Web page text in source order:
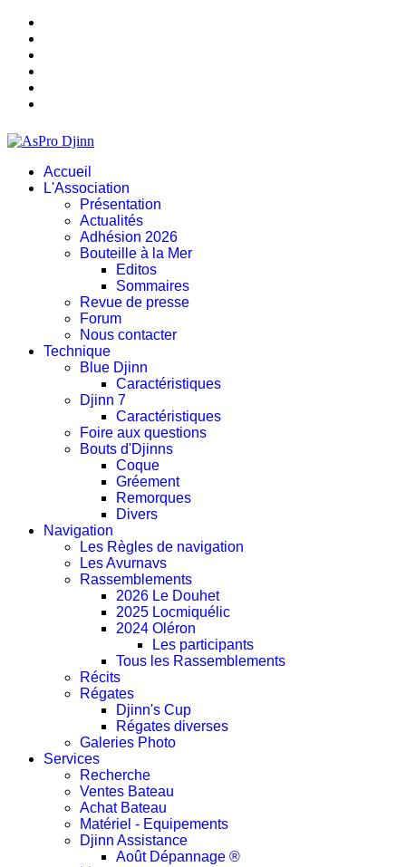
Accueil
L'Association
Présentation
Actualités
Adhésion 2026
Bouteille à la Mer
Editos
Sommaires
Revue de presse
Forum
Nous contacter
Technique
Blue Djinn
Caractéristiques
Djinn 7
Caractéristiques
Foire aux questions
Bouts d'Djinns
Coque
Gréement
Remorques
Divers
Navigation
Les Règles de navigation
Les Avurnavs
Rassemblements
2026 Le Douhet
2025 Locmiquélic
2024 Oléron
Les participants
Tous les Rassemblements
Récits
Régates
Djinn's Cup
Régates diverses
Galeries Photo
Services
Recherche
Ventes Bateau
Achat Bateau
Matériel - Equipements
Djinn Assistance
Août Dépannage ®